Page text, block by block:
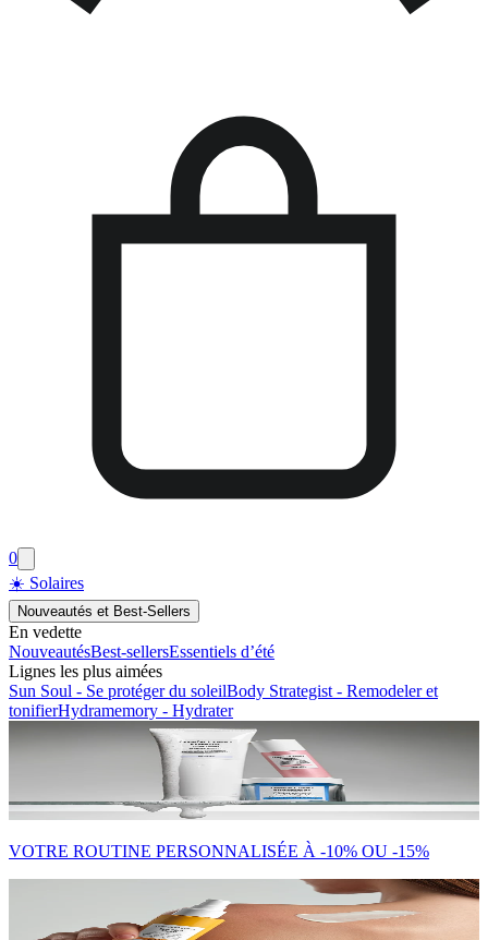
0
☀️ Solaires
Nouveautés et Best-Sellers
En vedette
NouveautésBest-sellersEssentiels d’été
Lignes les plus aimées
Sun Soul - Se protéger du soleilBody Strategist - Remodeler et
tonifierHydramemory - Hydrater
VOTRE ROUTINE PERSONNALISÉE À -10% OU -15%